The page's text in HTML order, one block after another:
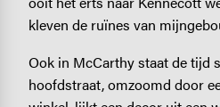
kleven de ruïnes van
Ook in McCarthy staat de tijd
hoofdstraat, omzoomd door